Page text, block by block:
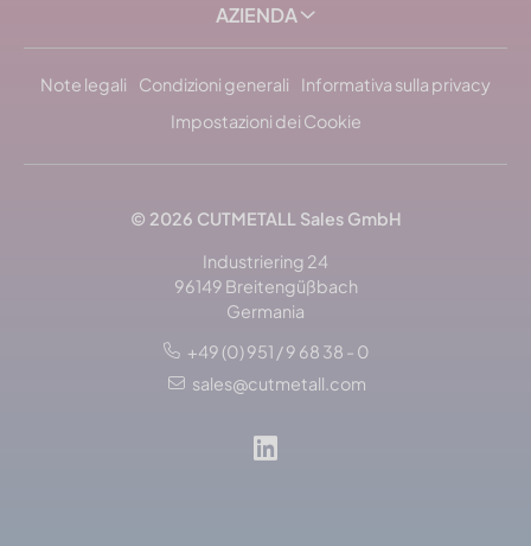
AZIENDA
Note legali Condizioni generali
Informativa sulla privacy
Impostazioni dei Cookie
© 2026 CUTMETALL Sales GmbH
Industriering 24
96149 Breitengüßbach
Germania
+49 (0) 951 / 9 68 38 - 0
sales@cutmetall.com